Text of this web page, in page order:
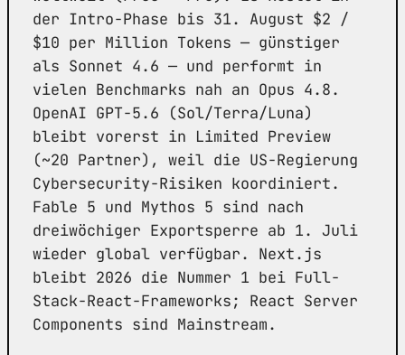
der Intro-Phase bis 31. August $2 /
$10 per Million Tokens — günstiger
als Sonnet 4.6 — und performt in
vielen Benchmarks nah an Opus 4.8.
OpenAI GPT-5.6 (Sol/Terra/Luna)
bleibt vorerst in Limited Preview
(~20 Partner), weil die US-Regierung
Cybersecurity-Risiken koordiniert.
Fable 5 und Mythos 5 sind nach
dreiwöchiger Exportsperre ab 1. Juli
wieder global verfügbar. Next.js
bleibt 2026 die Nummer 1 bei Full-
Stack-React-Frameworks; React Server
Components sind Mainstream.